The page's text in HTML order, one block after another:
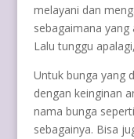
melayani dan
sebagaimana yang
Lalu tunggu
Untuk bunga yang
dengan keinginan
nama bunga
sebagainya. Bisa